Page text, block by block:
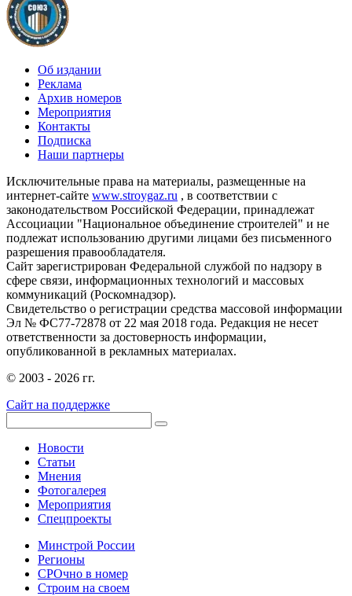
Об издании
Реклама
Архив номеров
Мероприятия
Контакты
Подписка
Наши партнеры
Исключительные права на материалы, размещенные на
интернет-сайте www.stroygaz.ru , в соответствии с
законодательством Российской Федерации, принадлежат
Ассоциации "Национальное объединение строителей" и не
подлежат использованию другими лицами без письменного
разрешения правообладателя.
Сайт зарегистрирован Федеральной службой по надзору в
сфере связи, информационных технологий и массовых
коммуникаций (Роскомнадзор).
Свидетельство о регистрации средства массовой информации
Эл № ФС77-72878 от 22 мая 2018 года. Редакция не несет
ответственности за достоверность информации,
опубликованной в рекламных материалах.
© 2003 - 2026 гг.
Сайт на поддержке
Новости
Статьи
Мнения
Фотогалерея
Мероприятия
Спецпроекты
Минстрой России
Регионы
СРОчно в номер
Строим на своем